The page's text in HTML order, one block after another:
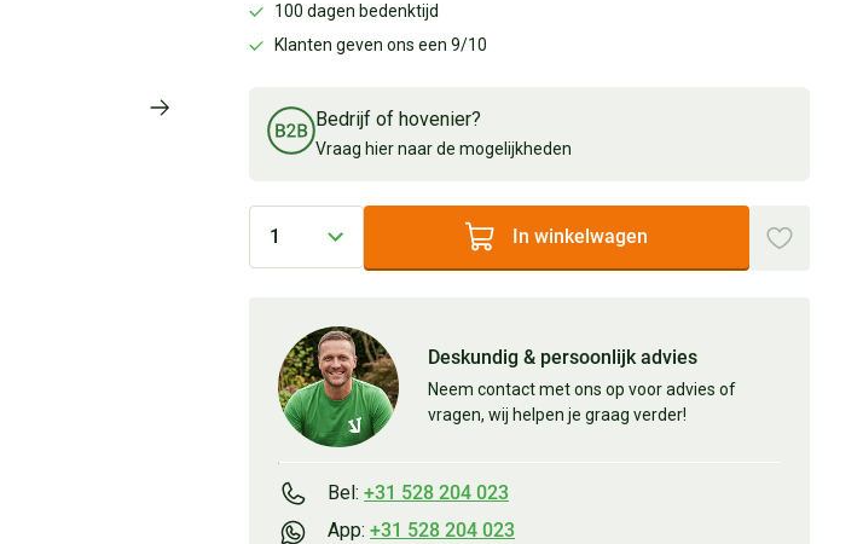
100 dagen bedenktijd
Klanten geven ons een 9/10
Bedrijf of hovenier?
Vraag hier naar de mogelijkheden
In winkelwagen
Deskundig & persoonlijk advies
Neem contact met ons op voor advies of
vragen, wij helpen je graag verder!
Bel: +31 528 204 023
App: +31 528 204 023